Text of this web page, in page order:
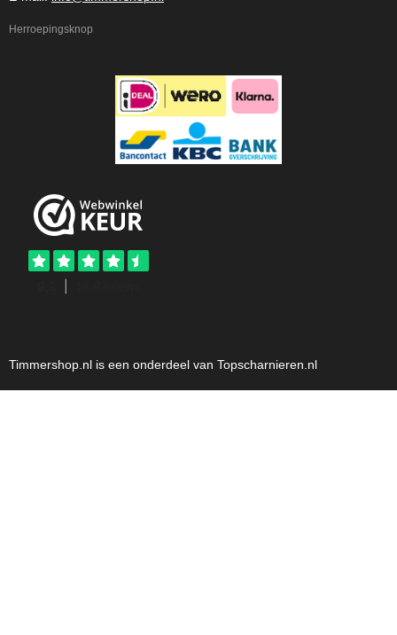
Herroepingsknop
Timmershop.nl is een onderdeel van Topscharnieren.nl